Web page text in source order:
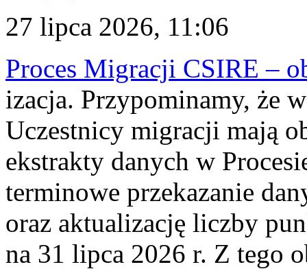
27 lipca 2026, 11:06
Proces Migracji CSIRE –
izacja. Przypominamy, że
Uczestnicy migracji mają
ekstrakty danych w
terminowe przekazanie
oraz aktualizację liczby
na 31 lipca 2026 r. Z tego